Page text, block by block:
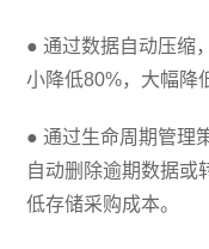
● 通过数据自动压缩
小降低80%，大幅降
● 通过生命周期管理
自动删除逾期数据或
低存储采购成本。